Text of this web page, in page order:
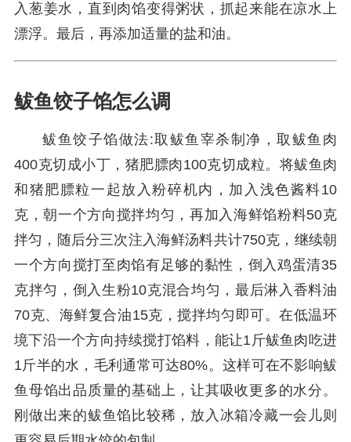
入葱姜水，直到肉馅变得粥状，抓起来能在凉水上
漂浮。最后，再添加适量的盐和油。
鲅鱼饺子馅怎么调
鲅鱼饺子馅做法:取鲅鱼宰杀制净，取鲅鱼肉
400克切成小丁，猪肥膘肉100克切成粒。将鲅鱼肉
和猪肥膘粒一起放入粉碎机内，加入浅色酱料10
克，朝一个方向搅拌均匀，再加入海鲜馅粉料50克
拌匀，随后分三次注入海鲜汤料共计750克，继续朝
一个方向搅打至肉馅有足够的黏性，倒入鸡蛋清35
克拌匀，倒入生粉10克混合均匀，最后淋入香料油
70克、海鲜复合油15克，搅拌均匀即可。在低温环
境下沿一个方向持续搅打馅料，能让1斤鲅鱼肉吃进
1斤半的水，毛利通常可达80%。这样可在不影响鲅
鱼母馅出品质量的基础上，让其吸收更多的水分。
刚做出来的鲅鱼馅比较稀，放入冰箱冷藏一会儿则